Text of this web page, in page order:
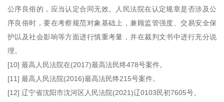
公序良俗的，应当认定合同无效。人民法院在认定规章是否涉及公
序良俗时，要在考察规范对象基础上，兼顾监管强度、交易安全保
护以及社会影响等方面进行慎重考量，并在裁判文书中进行充分说
理。
[10] 最高人民法院在(2017)最高法民终478号案件。
[11] 最高人民法院(2016)最高法民终215号案件。
[12] 辽宁省沈阳市沈河区人民法院(2021)辽0103民初7605号。